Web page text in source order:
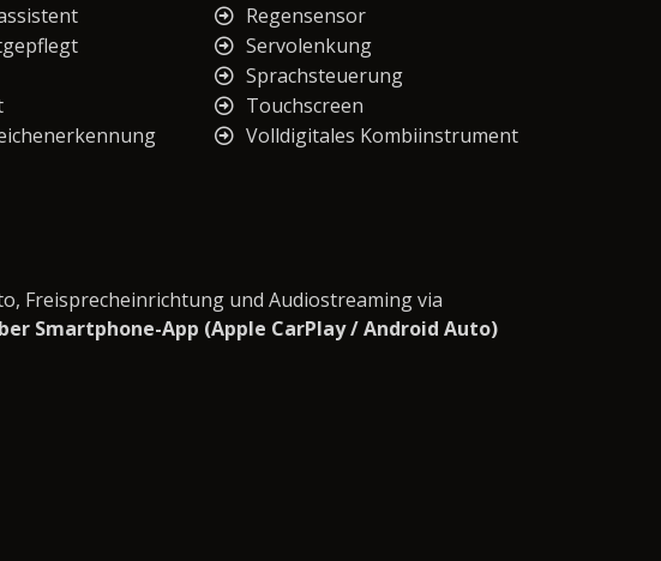
Regensensor
Servolenkung
Sprachsteuerung
Touchscreen
Volldigitales Kombiinstrument
Freisprecheinrichtung und Audiostreaming via
Smartphone-App (Apple CarPlay / Android Auto)